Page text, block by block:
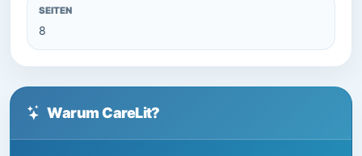
SEITEN
8
Warum CareLit?